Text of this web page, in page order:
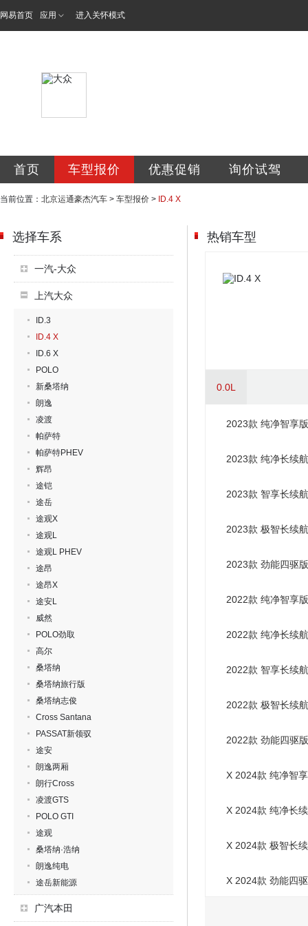
网易首页 应用 进入关怀模式
首页 车型报价 优惠促销 询价试驾
当前位置： 北京运通豪杰汽车 > 车型报价 > ID.4 X
选择车系
一汽-大众
上汽大众
ID.3
ID.4 X
ID.6 X
POLO
新桑塔纳
朗逸
凌渡
帕萨特
帕萨特PHEV
辉昂
途铠
途岳
途观X
途观L
途观L PHEV
途昂
途昂X
途安L
威然
POLO劲取
高尔
桑塔纳
桑塔纳旅行版
桑塔纳志俊
Cross Santana
PASSAT新领驭
途安
朗逸两厢
朗行Cross
凌渡GTS
POLO GTI
途观
桑塔纳·浩纳
朗逸纯电
途岳新能源
广汽本田
热销车型
0.0L
2023款 纯净智享版
2023款 纯净长续
2023款 智享长续
2023款 极智长续
2023款 劲能四驱版
2022款 纯净智享版
2022款 纯净长续
2022款 智享长续
2022款 极智长续
2022款 劲能四驱版
X 2024款 纯净智
X 2024款 纯净长
X 2024款 极智长
X 2024款 劲能四